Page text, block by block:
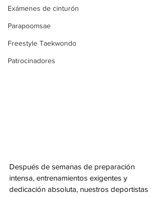
Exámenes de cinturón
Parapoomsae
Freestyle Taekwondo
Patrocinadores
Después de semanas de preparación
intensa, entrenamientos exigentes y
dedicación absoluta, nuestros deportistas